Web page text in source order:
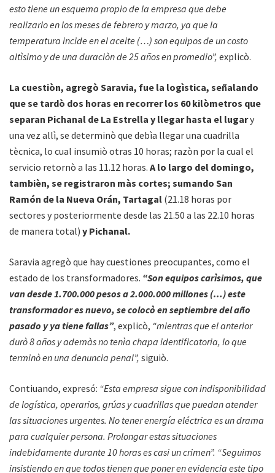
esto tiene un esquema propio de la empresa que debe
realizarlo en los meses de febrero y marzo, ya que la
temperatura incide en el aceite (…) son equipos de un costo
altìsimo y de una duraciòn de 25 años en promedio”, explicò.
La cuestiòn, agregò Saravia, fue la logìstica, señalando
que se tardò dos horas en recorrer los 60 kilòmetros que
separan Pichanal de La Estrella y llegar hasta el lugary
una vez allì, se determinò que debìa llegar una cuadrilla
tècnica, lo cual insumiò otras 10 horas; razòn por la cual el
servicio retornò a las 11.12 horas. A lo largo del domingo,
tambièn, se registraron màs cortes; sumando San
Ramón de la Nueva Orán, Tartagal (21.18 horas por
sectores y posteriormente desde las 21.50 a las 22.10 horas
de manera total) y Pichanal.
Saravia agregò que hay cuestiones preocupantes, como el
estado de los transformadores. “Son equipos carìsimos, que
van desde 1.700.000 pesos a 2.000.000 millones (…) este
transformador es nuevo, se colocò en septiembre del año
pasado y ya tiene fallas”, explicò, “mientras que el anterior
durò 8 años y ademàs no tenìa chapa identificatoria, lo que
terminò en una denuncia penal”, siguiò.
Contiuando, expresó: “Esta empresa sigue con indisponibilidad
de logística, operarios, grúas y cuadrillas que puedan atender
las situaciones urgentes. No tener energía eléctrica es un drama
para cualquier persona. Prolongar estas situaciones
indebidamente durante 10 horas es casi un crimen”. “Seguimos
insistiendo en que todos tienen que poner en evidencia este tipo